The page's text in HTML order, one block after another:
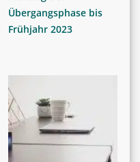
Übergangsphase bis
Frühjahr 2023